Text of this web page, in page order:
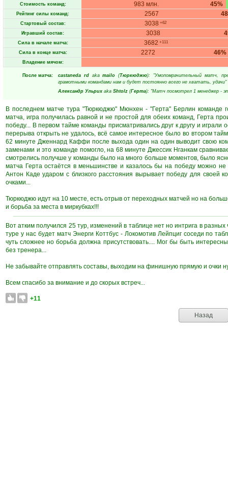
Стоимость команд: 45%
983 млн.
Рейтинг силы команд: 2567
Стартовый состав: 3038 +62
Игравший состав: 3038
Сила в начале матча: 3682 +111
Сила в конце матча: 46%
2272
Владение мячом:
После матча: castaneda rd aka mailo (Тюркюджю): "Умопомрачительный матч,
грамотными командами нам и будет постоянно всего не хватать, удачи"
Александр Ульрих aka Shtolz (Герта): "Матч посмотрел 1 менеджер -
В последнем матче тура "Тюркюджю" Мюнхен - "Герта" Берлин команде
матча, игра получилась равной и не простой для обеих команд, Герта
победу... В первом тайме команды присматривались друг к другу и
перерыва открыть не удалось, всё самое интересное было во втором
62 минуте Дженнард Каффи после выхода один на один выводит свою
заменами и это команде помогло, на 68 минуте Джессик Нганкам
смотрелись получше у команды было на много больше моментов, было
матча Герта остаётся в меньшинстве и казалось бы на победу можно
Антон Каде ударом с близкого расстояния вырывает победу для своей
очками...
Тюркюджю идут на 10 месте, есть отрыв от переходных матчей но на
и борьба за места в миркубках!!!
Вот атким получился 25 тур, изменений в таблице нет но интрига в
туре у нас будет матч Энерги Коттбус - Локомотив Лейпциг соседи по
чуть сложнее но борьба должна присутствовать.... Мог бы быть
без тренера...
Не забывайте отправлять составы, выходим на финишную прямую и очки
Всем спасибо за внимание и до скорых встреч...
+11
Назад